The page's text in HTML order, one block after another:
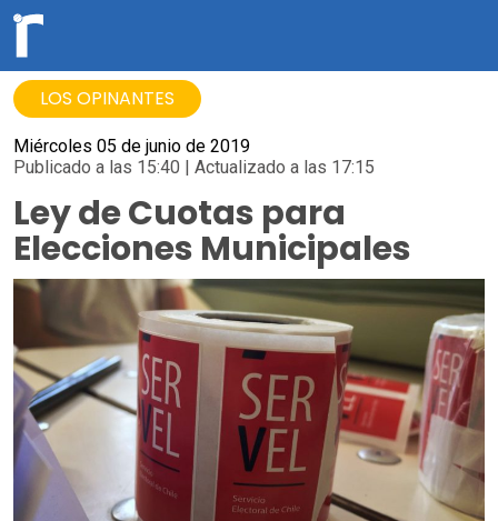
LOS OPINANTES
Miércoles 05 de junio de 2019
Publicado a las 15:40 | Actualizado a las 17:15
Ley de Cuotas para
Elecciones Municipales